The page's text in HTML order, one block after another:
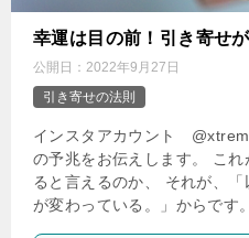
幸運は目の前！引き寄せ
公開日： 2022年9月27日
引き寄せの法則
インスタアカウント
の予兆をお伝えします。 こ
ると言えるのか、 それが、
が変わっている。」からで